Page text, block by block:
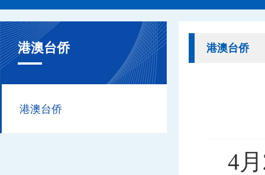
港澳台侨
4
港澳台侨
港澳台侨